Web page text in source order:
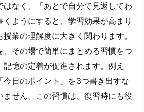
はなく、「あとで自分で見返してわ
ようにすると、学習効果が高まり
業の理解度に大きく関わります。
その場で簡単にまとめる習慣をつ
憶の定着が促進されます。 例え
今日のポイント」を3つ書き出すな
せん。 この習慣は、復習時にも役